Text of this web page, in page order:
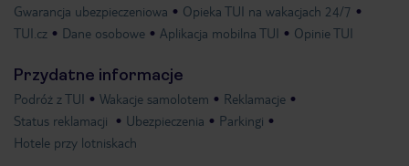
Gwarancja ubezpieczeniowa
Opieka TUI na wakacjach 24/7
TUI.cz
Dane osobowe Aplikacja mobilna TUI Opinie TUI
Przydatne informacje
Podróż z TUI Wakacje samolotem
Reklamacje
Status reklamacji
Ubezpieczenia
Parkingi
Hotele przy lotniskach